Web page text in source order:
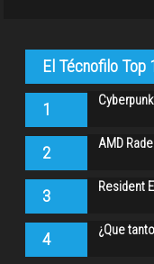
El Técnofilo Top
1
2 AMD
3 Resident
4 ¿Que